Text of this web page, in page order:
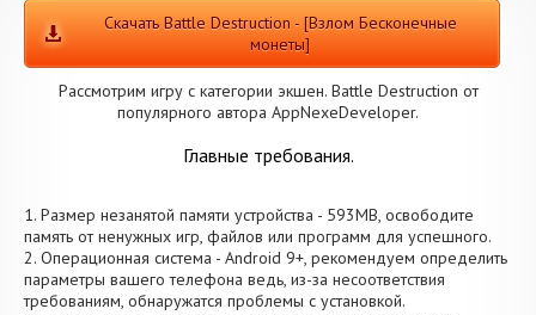
Скачать Battle Destruction - [Взлом Бесконечные
монеты]
Рассмотрим игру с категории экшен. Battle Destruction от
популярного автора AppNexeDeveloper.
Главные требования.
1. Размер незанятой памяти устройства - 593MB, освободите
память от ненужных игр, файлов или программ для успешного.
2. Операционная система - Android 9+, рекомендуем определить
параметры вашего телефона ведь, из-за несоответствия
требованиям, обнаружатся проблемы с установкой.